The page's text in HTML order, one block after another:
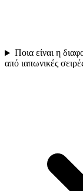
Ποια είναι η
από ιαπωνικές